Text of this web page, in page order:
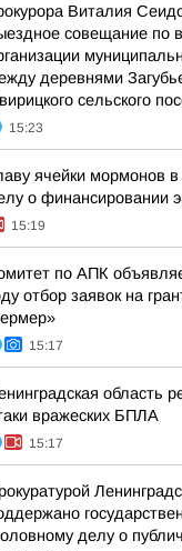
Виталия
совещание по
деревнями
сельского
15:23
ячейки мормонов
о финансировании
15:19
по АПК
отбор заявок на
15:17
область
вражеских БПЛА
15:17
делу о